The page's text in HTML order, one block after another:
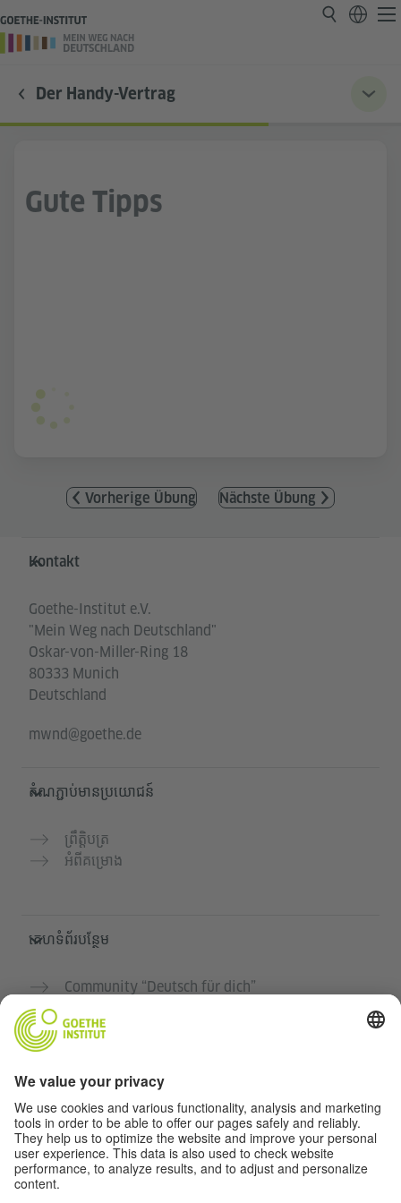
Der Handy-Vertrag
Gute Tipps
Vorherige Übung Nächste Übung
Service- und Informationsbereich
Kontakt
Goethe-Institut e.V.
"Mein Weg nach Deutschland"
Oskar-von-Miller-Ring 18
80333 Munich
Deutschland
mwnd@goethe.de
តំណភ្ជាប់មានប្រយោជន៍
ព្រឹត្តិបត្រ
អំពីគម្រោង
គេហទំព័របន្ថែម
Community “Deutsch für dich”
វគ្គសិក្សាភាសាអាល្លឺម៉ង់របស់ Goethe-Institut
ភាពឯកជន និងការចូលដំណើរការដោយគ្មានឧបសគ្គ
ការកំណត់ភាពឯកជន